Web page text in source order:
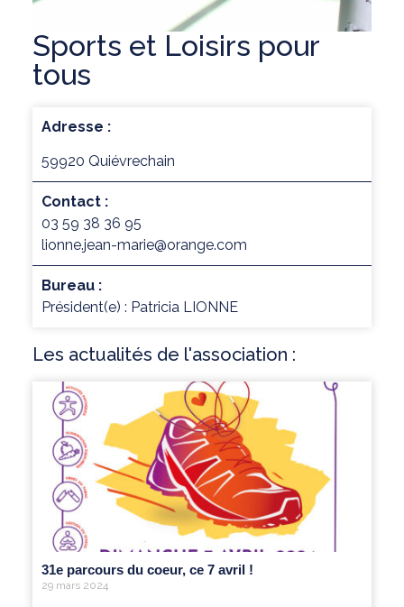
Sports et Loisirs pour
tous
Adresse :
59920 Quiévrechain
Contact :
03 59 38 36 95
lionne.jean-marie@orange.com
Bureau :
Président(e) : Patricia LIONNE
Les actualités de l'association :
31e parcours du coeur, ce 7 avril !
29 mars 2024